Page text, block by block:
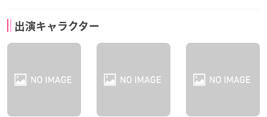
出演キャラクター